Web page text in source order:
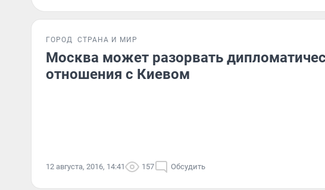
ГОРОД СТРАНА И МИР
Москва может разорвать
отношения с Киевом
12 августа, 2016, 14:41 157 Обсудить